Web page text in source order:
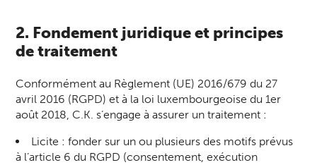
2. Fondement juridique et principes
de traitement
Conformément au Règlement (UE) 2016/679 du 27
avril 2016 (RGPD) et à la loi luxembourgeoise du 1er
août 2018, C.K. s’engage à assurer un traitement :
Licite : fonder sur un ou plusieurs des motifs prévus
à l’article 6 du RGPD (consentement, exécution